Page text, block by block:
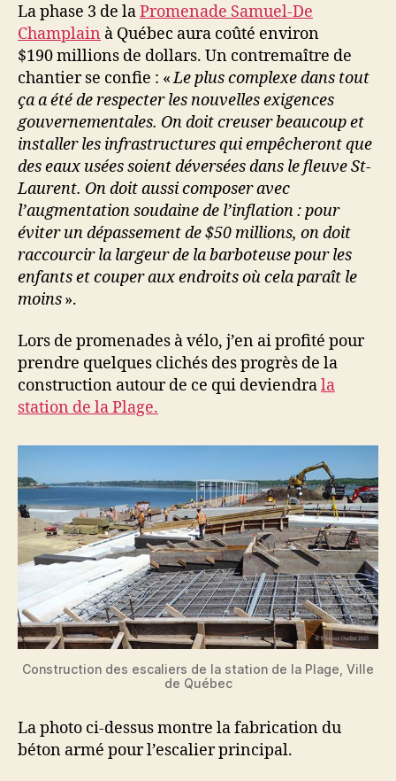
La phase 3 de laPromenade Samuel-De
Champlain à Québec aura coûté environ
$190 millions de dollars. Un contremaître de
chantier se confie : «Le plus complexe dans tout
ça a été de respecter les nouvelles exigences
gouvernementales. On doit creuser beaucoup et
installer les infrastructures qui empêcheront que
des eaux usées soient déversées dans le fleuve St-
Laurent. On doit aussi composer avec
l’augmentation soudaine de l’inflation : pour
éviter un dépassement de $50 millions, on doit
raccourcir la largeur de la barboteuse pour les
enfants et couper aux endroits où cela paraît le
moins».
Lors de promenades à vélo, j’en ai profité pour
prendre quelques clichés des progrès de la
construction autour de ce qui deviendrala
station de la Plage.
Construction des escaliers de la station de la Plage, Ville
de Québec
La photo ci-dessus montre la fabrication du
béton armé pour l’escalier principal.